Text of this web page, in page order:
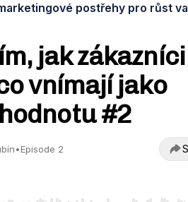
postřehy pro růst
jak zákazníci
vnímají jako
#2
•Episode 2